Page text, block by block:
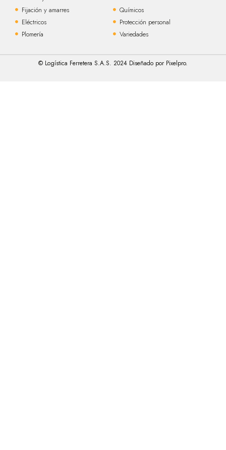
Fijación y amarres
Eléctricos
Plomería
Químicos
Protección personal
Variedades
© Logística Ferretera S.A.S. 2024 Diseñado por Pixelpro.